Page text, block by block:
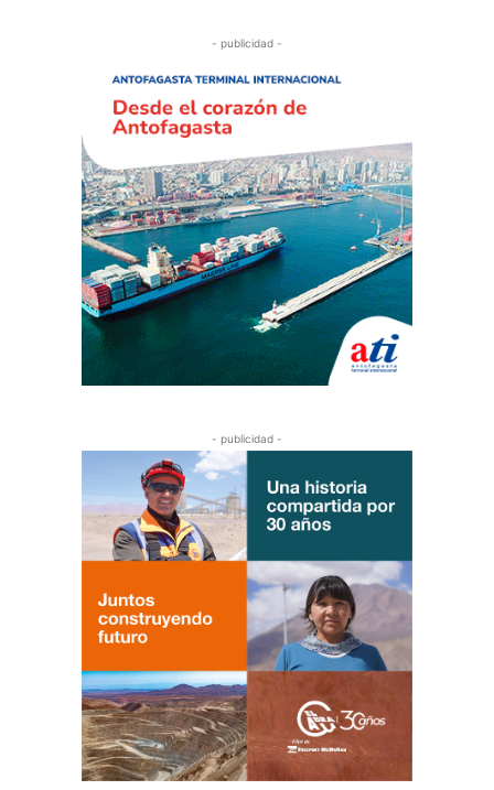
- publicidad -
- publicidad -